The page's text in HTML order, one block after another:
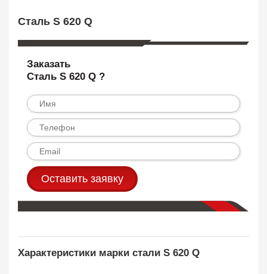
Сталь S 620 Q
Заказать
Сталь S 620 Q ?
Оставить заявку
Характеристики марки стали S 620 Q